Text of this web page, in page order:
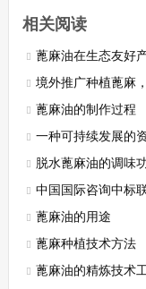
相关阅读
蓖麻油在生态友好
境外推广种植蓖麻
蓖麻油的制作过程
一种可持续发展的
脱水蓖麻油的调味
中国国际咨询中标联合国工
蓖麻油的用途
蓖麻种植技术方法
蓖麻油的精炼技术